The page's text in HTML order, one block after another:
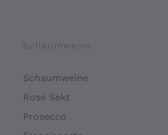
Schaumweine
Schaumweine
Rosé Sekt
Prosecco